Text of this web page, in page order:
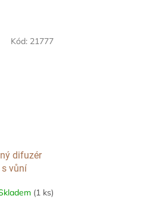
difuzér
vůní
(1 ks)
Kód: 21777